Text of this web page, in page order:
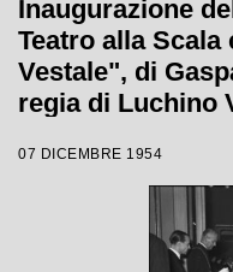
Inaugurazione
Teatro alla
Vestale", di
regia di Luchino
07 DICEMBRE 1954